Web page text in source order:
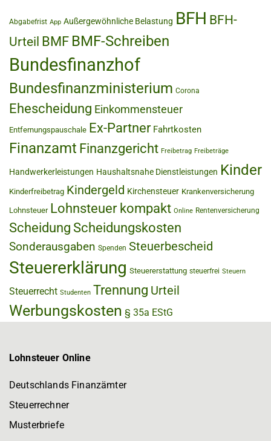
Abgabefrist App Außergewöhnliche Belastung BFH BFH-
Urteil BMF BMF-Schreiben
Bundesfinanzhof
Bundesfinanzministerium Corona
Ehescheidung Einkommensteuer
Entfernungspauschale Ex-Partner Fahrtkosten
Finanzamt Finanzgericht Freibetrag Freibeträge
Handwerkerleistungen Haushaltsnahe Dienstleistungen Kinder
Kinderfreibetrag Kindergeld Kirchensteuer Krankenversicherung
Lohnsteuer Lohnsteuer kompakt Online Rentenversicherung
Scheidung Scheidungskosten
Sonderausgaben Spenden Steuerbescheid
Steuererklärung Steuererstattung steuerfrei Steuern
Steuerrecht Studenten Trennung Urteil
Werbungskosten § 35a EStG
Lohnsteuer Online
Deutschlands Finanzämter
Steuerrechner
Musterbriefe